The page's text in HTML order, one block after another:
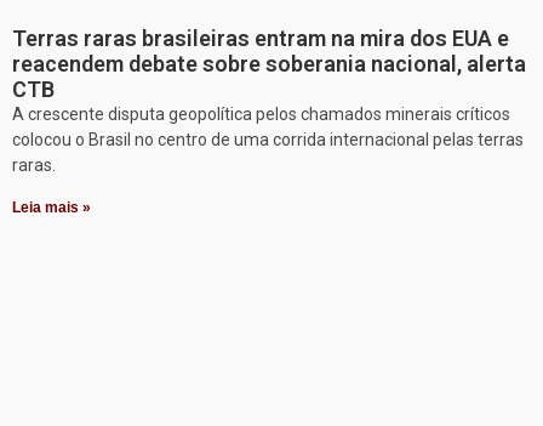
Terras raras brasileiras entram na mira dos EUA e
reacendem debate sobre soberania nacional, alerta
CTB
A crescente disputa geopolítica pelos chamados minerais críticos
colocou o Brasil no centro de uma corrida internacional pelas terras
raras.
Leia mais »